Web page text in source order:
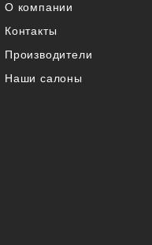
О компании
Контакты
Производители
Наши салоны